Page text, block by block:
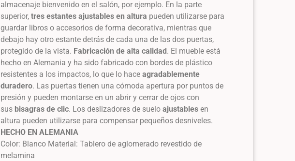
almacenaje bienvenido en el salón, por ejemplo. En la parte
superior,tres estantes ajustables en altura pueden utilizarse para
guardar libros o accesorios de forma decorativa, mientras que
debajo hay otro estante detrás de cada una de las dos puertas,
protegido de la vista. Fabricación de alta calidad . El mueble está
hecho en Alemania y ha sido fabricado con bordes de plástico
resistentes a los impactos, lo que lo haceagradablemente
duradero. Las puertas tienen una cómoda apertura por puntos de
presión y pueden montarse en un abrir y cerrar de ojos con
sus bisagras de clic. Los deslizadores de sueloajustablesen
altura pueden utilizarse para compensar pequeños desniveles.
HECHO EN ALEMANIA
Color: Blanco Material: Tablero de aglomerado revestido de
melamina